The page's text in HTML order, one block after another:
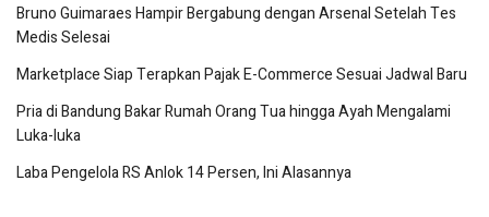
Bruno Guimaraes Hampir Bergabung dengan Arsenal Setelah Tes
Medis Selesai
Marketplace Siap Terapkan Pajak E-Commerce Sesuai Jadwal Baru
Pria di Bandung Bakar Rumah Orang Tua hingga Ayah Mengalami
Luka-luka
Laba Pengelola RS Anlok 14 Persen, Ini Alasannya